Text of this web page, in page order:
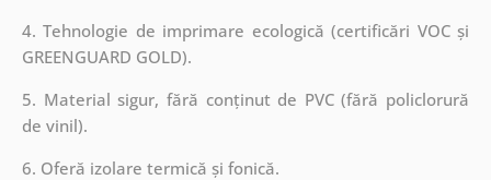
4. Tehnologie de imprimare ecologică (certificări VOC și
GREENGUARD GOLD).
5. Material sigur, fără conținut de PVC (fără policlorură
de vinil).
6. Oferă izolare termică și fonică.